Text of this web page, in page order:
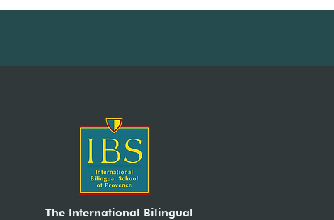
The International Bilingual